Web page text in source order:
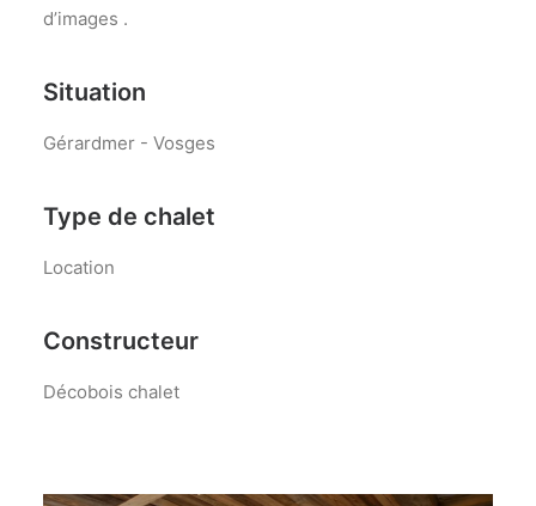
d’images .
Situation
Gérardmer - Vosges
Type de chalet
Location
Constructeur
Décobois chalet